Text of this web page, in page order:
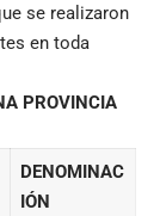
se realizaron
en toda
PROVINCIA
DENOMINAC
IÓN